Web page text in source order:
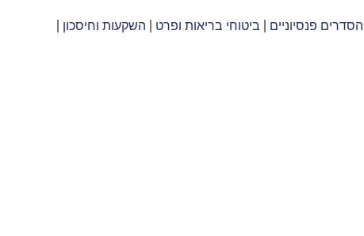
הסדרים פנסיוניים ביטוחי בריאות ופרט השקעות וחיסכון